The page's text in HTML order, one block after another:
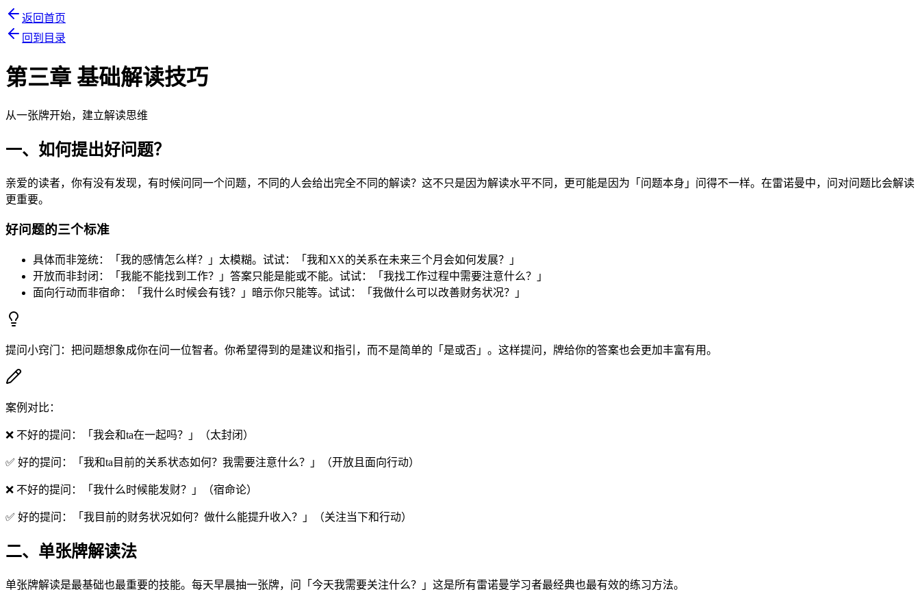
返回首页
回到目录
第三章 基础解读技巧
从一张牌开始，建立解读思维
一、如何提出好问题？
亲爱的读者，你有没有发现，有时候问同一个问题，不同的人会给出完全不同的解读？这不只是因为解读水平不同，更可能是因为「问题本身」问得不一样。在雷诺曼中，问对问题比会解读
更重要。
好问题的三个标准
具体而非笼统：「我的感情怎么样？」太模糊。试试：「我和XX的关系在未来三个月会如何发展？」
开放而非封闭：「我能不能找到工作？」答案只能是能或不能。试试：「我找工作过程中需要注意什么？」
面向行动而非宿命：「我什么时候会有钱？」暗示你只能等。试试：「我做什么可以改善财务状况？」
提问小窍门：把问题想象成你在问一位智者。你希望得到的是建议和指引，而不是简单的「是或否」。这样提问，牌给你的答案也会更加丰富有用。
案例对比：
❌ 不好的提问：「我会和ta在一起吗？」（太封闭）
✅ 好的提问：「我和ta目前的关系状态如何？我需要注意什么？」（开放且面向行动）
❌ 不好的提问：「我什么时候能发财？」（宿命论）
✅ 好的提问：「我目前的财务状况如何？做什么能提升收入？」（关注当下和行动）
二、单张牌解读法
单张牌解读是最基础也最重要的技能。每天早晨抽一张牌，问「今天我需要关注什么？」这是所有雷诺曼学习者最经典也最有效的练习方法。